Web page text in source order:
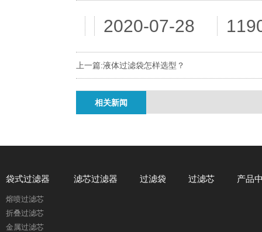
2020-07-28
上一篇:液体过滤袋怎样选型？
相关新闻
袋式过滤器
熔喷过滤芯
折叠过滤芯
金属过滤芯
滤芯过滤器 过滤袋 过滤芯 产品